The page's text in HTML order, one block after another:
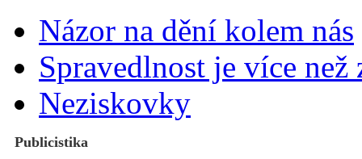
Názor na dění kolem nás
Spravedlnost je více než
Neziskovky
Publicistika